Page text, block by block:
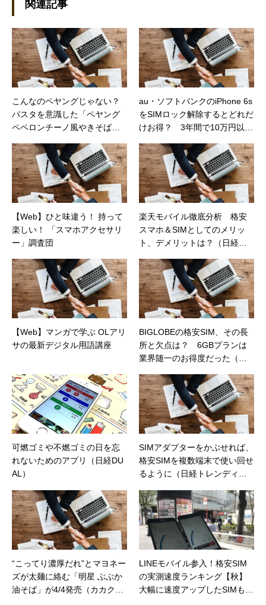
制作。プライベートでは、井上円了哲学塾の第
一期修了生として「哲学カフェ＠神保町」の世
話人、2020年以降は「なごテツ」のオンライン
カフェの世話人を務める。趣味は考えること。
関連記事
こんなのペヤングじゃない？
パスタを意識した「ペヤング
ペペロンチーノ風やきそば」
ガジン）
au・ソフトバンクのiPhone 6s
をSIMロック解除するとどれだ
けお得？ 3年間で10万円以上
ディネット）
【Web】ひと味違う！ 持って
楽しい！ 「スマホアクセサリ
ー」調査団
楽天モバイル徹底分析 格安
スマホ＆SIMとしてのメリッ
ト、デメリットは？（日経ト
【Web】マンガで学ぶ OLアリ
サの最新デジタル用語講座
BIGLOBEの格安SIM、その長
所と欠点は？ 6GBプランは
業界随一のお得度だった（日
可燃ゴミや不燃ゴミの日を忘
れないためのアプリ（日経DU
AL）
SIMアダプターをかぶせれば、
格安SIMを複数端末で使い回せ
るように（日経トレンディネ
“こってり濃厚だれ”とマヨネー
ズが太麺に絡む「明星 ぶぶか
油そば」が4/4発売（カカクコ
LINEモバイル参入！格安SIM
の実測速度ランキング【秋】
大幅に速度アップしたSIMも